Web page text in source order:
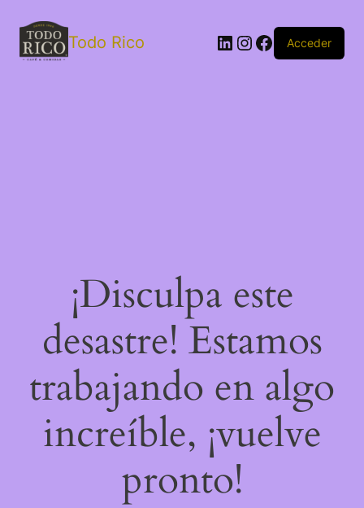
Todo Rico Acceder
¡Disculpa este
desastre! Estamos
trabajando en algo
increíble, ¡vuelve
pronto!